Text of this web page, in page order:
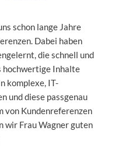
schon lange Jahre
Dabei haben
die schnell und
Inhalte
komplexe, IT-
und diese passgenau
von Kundenreferenzen
wir Frau Wagner guten